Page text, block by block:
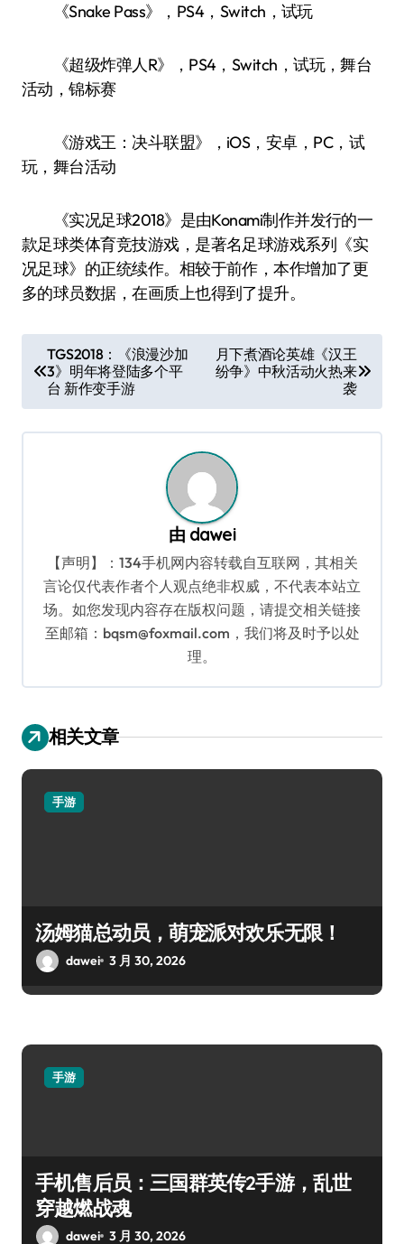
《Snake Pass》，PS4，Switch，试玩
《超级炸弹人R》，PS4，Switch，试玩，舞台
活动，锦标赛
《游戏王：决斗联盟》，iOS，安卓，PC，试
玩，舞台活动
《实况足球2018》是由Konami制作并发行的一
款足球类体育竞技游戏，是著名足球游戏系列《实
况足球》的正统续作。相较于前作，本作增加了更
多的球员数据，在画质上也得到了提升。
章
导
航
TGS2018：《浪漫沙加
3》明年将登陆多个平
台 新作变手游
月下煮酒论英雄《汉王
纷争》中秋活动火热来
袭
由 dawei
【声明】：134手机网内容转载自互联网，其相关
言论仅代表作者个人观点绝非权威，不代表本站立
场。如您发现内容存在版权问题，请提交相关链接
至邮箱：bqsm@foxmail.com，我们将及时予以处
理。
相关文章
手游
汤姆猫总动员，萌宠派对欢乐无限！
dawei 3 月 30, 2026
手游
手机售后员：三国群英传2手游，乱世
穿越燃战魂
dawei 3 月 30, 2026